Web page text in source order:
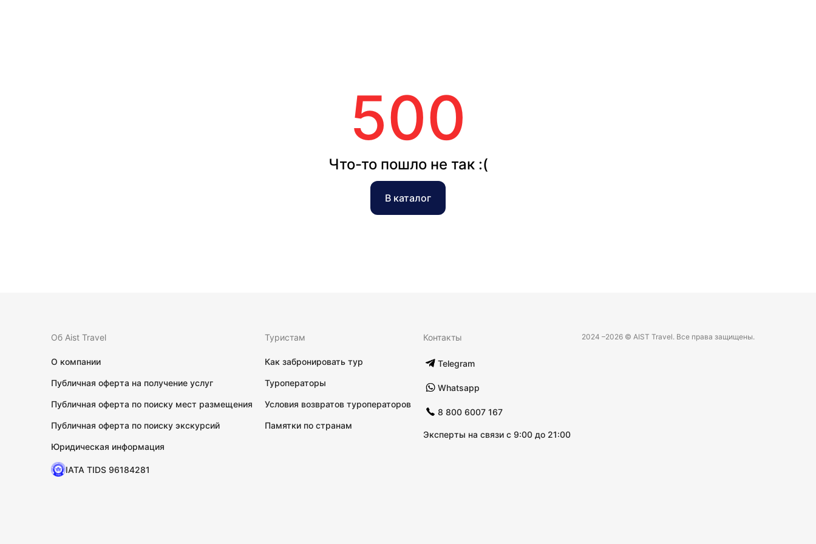
500
Что-то пошло не так :(
В каталог
Об Aist Travel
О компании
Публичная оферта на получение услуг
Публичная оферта по поиску мест размещения
Публичная оферта по поиску экскурсий
Юридическая информация
IATA TIDS 96184281
Туристам
Как забронировать тур
Туроператоры
Условия возвратов туроператоров
Памятки по странам
Контакты
Telegram
Whatsapp
8 800 6007 167
Эксперты на связи с 9:00 до 21:00
2024 –2026 © AIST Travel. Все права защищены.